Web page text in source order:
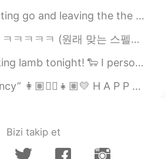
the past behind you is simply about changing the way you’ve ...
be quiet") 한국어에는 "please"의 의미를 잘 드러내는 단어가 없는 거 같아요 "제발"이나 "부...
personally do not eat lamb, but even with that being said -- ...
H A P P Y. BL A CK H I S TO RY 💛💛💛 ...
Bizi takip et